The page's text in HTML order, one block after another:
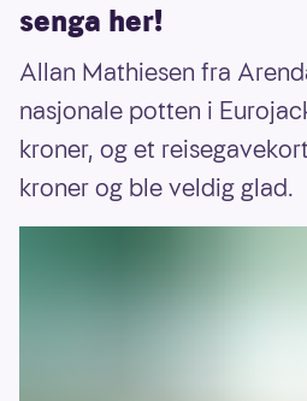
senga her!
Allan Mathiesen fra
nasjonale potten i
kroner, og et
kroner og ble veldig glad.